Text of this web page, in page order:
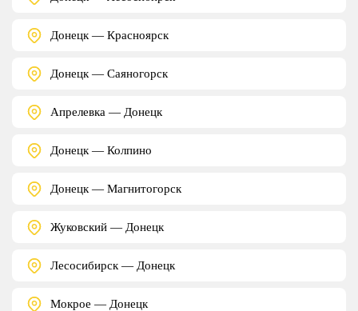
Донецк — Красноярск
Донецк — Саяногорск
Апрелевка — Донецк
Донецк — Колпино
Донецк — Магнитогорск
Жуковский — Донецк
Лесосибирск — Донецк
Мокрое — Донецк